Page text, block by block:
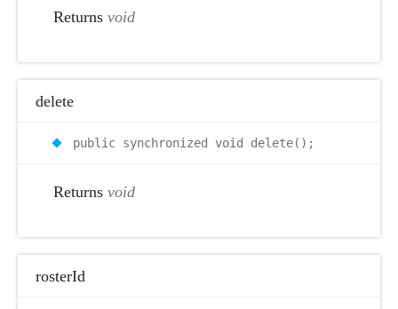
Returns void
delete
public synchronized void delete();
Returns void
rosterId